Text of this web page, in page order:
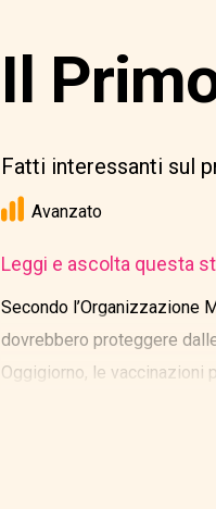
Il
Fatti interessanti sul
Avanzato
Leggi e ascolta questa
Secondo l’Organizzazione
dovrebbero proteggere
Oggigiorno, le vaccinazioni